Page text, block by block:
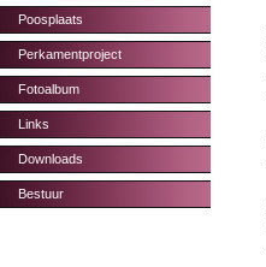
Poosplaats
Perkamentproject
Fotoalbum
Links
Downloads
Bestuur